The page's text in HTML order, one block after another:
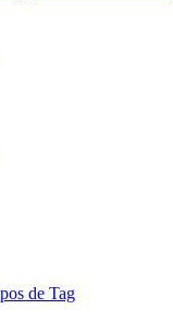
de Tag